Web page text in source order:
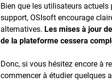
Bien que les utilisateurs
support, OSIsoft encourage
alternatives. Les mises à jour
de la plateforme cessera
Donc, si vous hésitez encore à
commencer à étudier quelques